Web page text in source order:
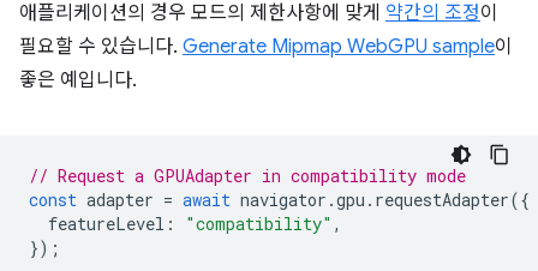
애플리케이션의 경우 모드의 제한사항에 맞게 약간의 조정이
필요할 수 있습니다. Generate Mipmap WebGPU sample이
좋은 예입니다.
// Request a GPUAdapter in compatibility mode
const adapter = await navigator .gpu . requestAdapter({
featureLevel : "compatibility" ,
});